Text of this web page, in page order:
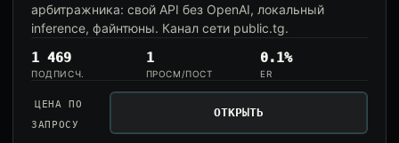
арбитражника: свой API без OpenAI, локальный
inference, файнтюны. Канал сети public.tg.
1 469
ПОДПИСЧ.
1
ПРОСМ/ПОСТ
0.1%
ER
ЦЕНА ПО
ЗАПРОСУ
ОТКРЫТЬ